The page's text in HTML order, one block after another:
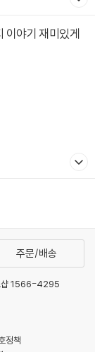
주문/배송
샵 1566-4295
정책